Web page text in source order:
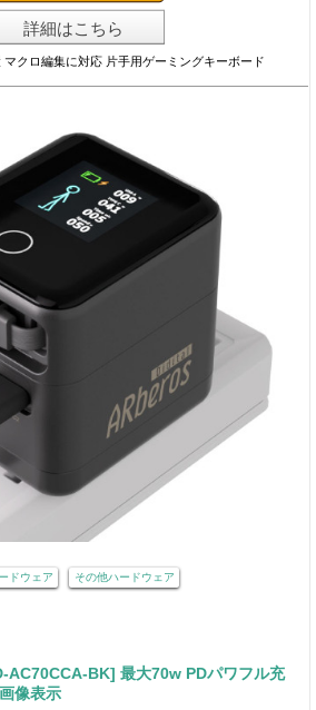
詳細はこちら
クロ編集に対応 片手用ゲーミングキーボード
ドウェア その他ハードウェア
BK] 最大70w PDパワフル充
像表示